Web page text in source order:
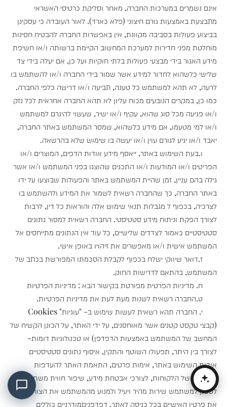
אינם נשמרים במערכות החברה, מאחר וסליקת כרטיסי האשראי
מתבצעת באמצעות גורם חיצוני (פלא כארד). לאור העובדה כי עסקינן
בביצוע פעולות בסביבה מקוונת, אין באפשרות החברה להבטיח חסינות
מוחלטת מפני חדירות למערכת המחשוב הקיימת ברשותה ו/או חשיפת
מידע האגור בידי מבצעי פעולות בלתי חוקיות ועל כן, אם יעלה בידי צד
שלישי כלשהוא לחדור למידע אשר שמור בידי החברה ו/או להשתמש בו
לרעה, לא תהא למשתמש כל טענה, תביעה ו/או דרישה כלפי החברה.
כמו כן, במקרים הנובעים מכוח עליון לא תהא החברה אחראית לכל נזק
ו/או פגיעה מכל סוג שהוא, עקיף ו/או ישיר, שעשוי להיגרם למשתמש
ו/או למי מטעמו, אם מידע כלשהוא, שמסר המשתמש באתר החברה,
יאבד ו/או יגיע לגורם עוין ו/או יעשה בו שימוש שלא בהרשאה.
ו.בעת השימוש באתר, ייאסף מידע אודות הדפים, המוצרים ו/או
הפריטים ו/או המודעות ו/או התכנים שהוצגו בפני המשתמש ו/או אשר
גילה בהם עניין, זמן שהיית המשתמש באתר והפעולות שבוצעו על ידו
באתר החברה, כך שהחברה רשאית לשמור את המידע ולהשתמש בו
לצרכיה, בכפוף ל מגבלות תנאי שימוש אלה והוראות כל דין, לרבות
לצורך הפקת וניתוח מידע סטטיסטי. החברה רשאית למסור נתונים
סטטיסטיים כאמור לצדדים שלישיים, כל עוד אין הנתונים מתייחסים אל
המשתמש אישית ו/או מאפשרים את זיהויו באופן אישי.
ז.דואר שיווקי ישלח בכפוף לקבלת הסכמתו המפורשת בכתב של
המשתמש, בהתאם לדרישות החוק.
ח. מדיניות הפרטית מפורטת בקישור הבא : מדיניות הפרטיות
ט.החברה רשאית לשנות מעת לעת את מדיניות הפרטיות.
י. החברה תהא רשאית לעשות שימוש ב- "עוגיות" Cookies
(קבצי טקסט קטנים אשר מאוחסנים, על ידי האתר, על הכונן הקשיח של
המחשב של המשתמש באמצעות הדפדפן) או טכנולוגיות דומות-
לצורך בין היתר, תפעולו השוטף והתקין, איסוף נתונים סטטיסטיים
אודות השימוש באתר, אימות פרטים, התאמת האתר להעדפות
האישיות של הלקוחות, לצורכי אבטחת מידע, שיפור חווית משתמש,
לספק למשתמש שירות מהיר ויעיל ולמנוע מהמשתמש את הצורך להזין
את פרטיו האישיים בכל כניסה לאתר. דפדפניםמודרניים כוללים